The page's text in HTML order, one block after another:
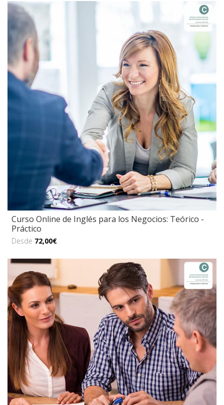
Curso Online de Inglés para los Negocios: Teórico -
Práctico
Desde 72,00€